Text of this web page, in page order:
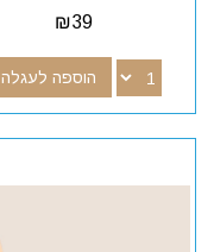
₪39
הוספה לעגלה